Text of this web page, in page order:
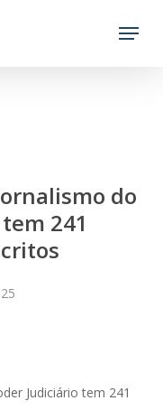
Menu
do
241
Judiciário tem 241